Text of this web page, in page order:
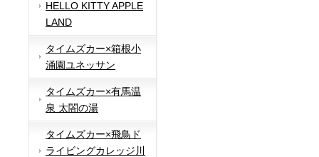
HELLO KITTY APPLE
LAND
タイムズカー×箱根小
涌園ユネッサン
タイムズカー×有馬温
泉 太閤の湯
タイムズカー×飛鳥ド
ライビングカレッジ川